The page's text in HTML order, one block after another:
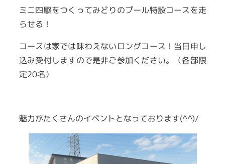
ミニ四駆をつくってみどりのプール特設コースを走
らせる！
コースは家では味わえないロングコース！当日申し
込み受付しますので是非ご参加ください。（各部限
定20名）
魅力がたくさんのイベントとなっております(^^)/